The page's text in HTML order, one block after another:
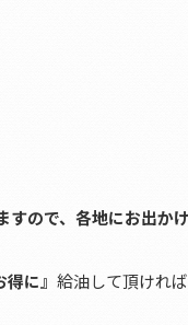
すので、各地にお出か
に』 給油して頂けれ